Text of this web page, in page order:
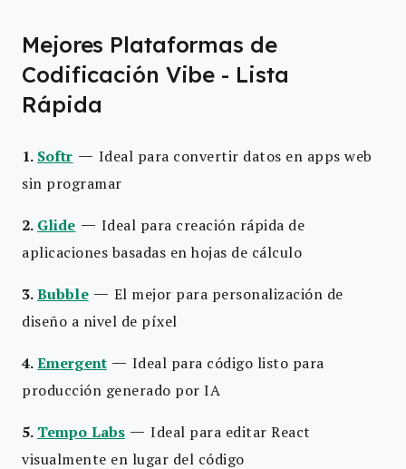
Mejores Plataformas de
Codificación Vibe - Lista
Rápida
1. Softr — Ideal para convertir datos en apps web
sin programar
2. Glide — Ideal para creación rápida de
aplicaciones basadas en hojas de cálculo
3.Bubble — El mejor para personalización de
diseño a nivel de píxel
4.Emergent — Ideal para código listo para
producción generado por IA
5. Tempo Labs — Ideal para editar React
visualmente en lugar del código